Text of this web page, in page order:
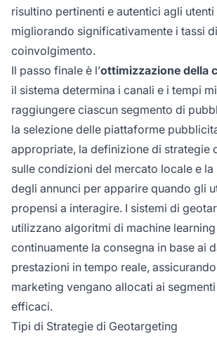
risultino pertinenti e autentici agli
migliorando significativamente i tassi di
coinvolgimento.
Il passo finale è l’ottimizzazione della
il sistema determina i canali e i tempi
raggiungere ciascun segmento di
la selezione delle piattaforme
appropriate, la definizione di strategie
sulle condizioni del mercato locale e
degli annunci per apparire quando gli
propensi a interagire. I sistemi di
utilizzano algoritmi di machine
continuamente la consegna in base ai
prestazioni in tempo reale,
marketing vengano allocati ai
efficaci.
Tipi di Strategie di Geotargeting